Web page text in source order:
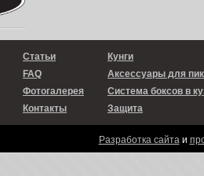
Статьи
FAQ
Фотогалерея
Контакты
Кунги
Аксессуары для
Система боксов в
Защита
Разработка сайтаи